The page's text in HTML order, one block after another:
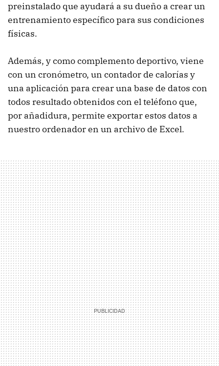
preinstalado que ayudará a su dueño a crear un
entrenamiento específico para sus condiciones
físicas.
Además, y como complemento deportivo, viene
con un cronómetro, un contador de calorías y
una aplicación para crear una base de datos con
todos resultado obtenidos con el teléfono que,
por añadidura, permite exportar estos datos a
nuestro ordenador en un archivo de Excel.